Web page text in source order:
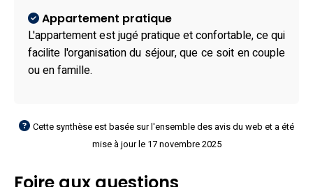
Appartement pratique
L'appartement est jugé pratique et confortable, ce qui
facilite l'organisation du séjour, que ce soit en couple
ou en famille.
Cette synthèse est basée sur l'ensemble des avis du web et a été
mise à jour le 17 novembre 2025